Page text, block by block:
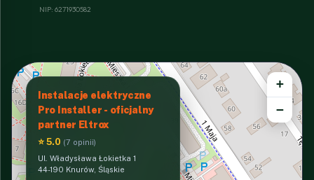
NIP: 6271930582
Instalacje elektryczne
Pro Installer - oficjalny
partner Eltrox
⭐ 5.0 (7 opinii)
Ul. Władysława Łokietka 1
44-190 Knurów, Śląskie
+
−